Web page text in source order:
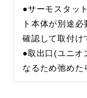
●サーモスタッ
ト本体が別途
確認して取付け
●取出口(ユニオ
なるため弛めた